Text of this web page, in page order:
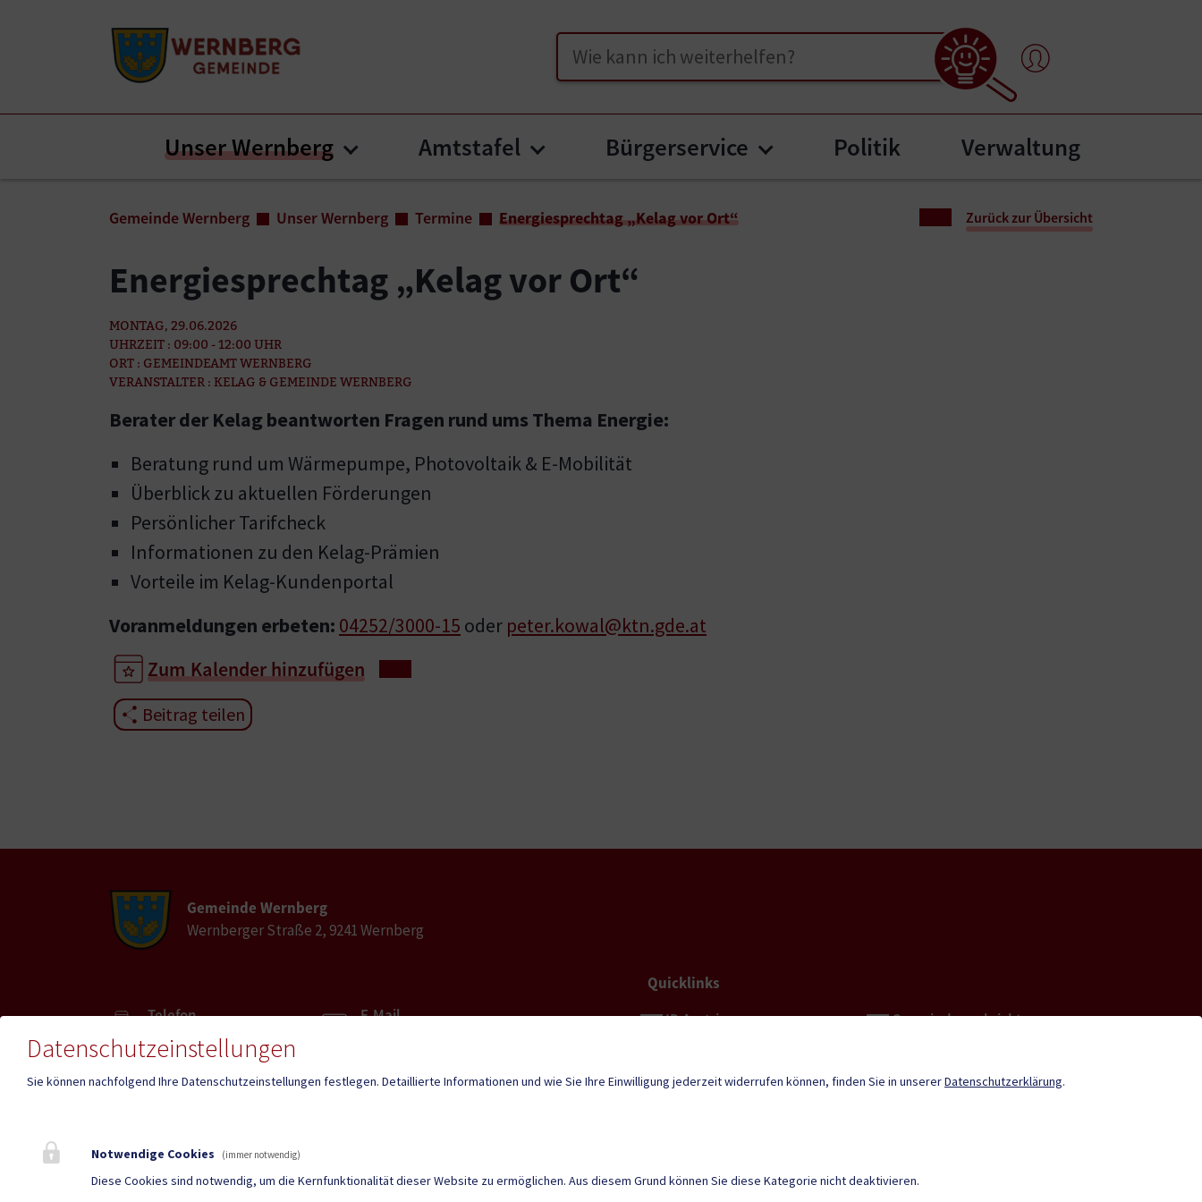
Suche
Unser Wernberg Submenu for "Unser Wernberg"
Amtstafel Submenu for "Amtstafel"
Bürgerservice Submenu for "Bürgerservice"
Politik Verwaltung
Gemeinde Wernberg Unser Wernberg Termine Energiesprechtag „Kelag vor Ort“ Zurück zur Übersicht
Energiesprechtag „Kelag vor Ort“
MONTAG, 29.06.2026
UHRZEIT : 09:00 - 12:00 UHR
ORT : GEMEINDEAMT WERNBERG
VERANSTALTER : KELAG & GEMEINDE WERNBERG
Berater der Kelag beantworten Fragen rund ums Thema Energie:
Beratung rund um Wärmepumpe, Photovoltaik & E-Mobilität
Überblick zu aktuellen Förderungen
Persönlicher Tarifcheck
Informationen zu den Kelag-Prämien
Vorteile im Kelag-Kundenportal
Voranmeldungen erbeten: 04252/3000-15 oder peter.kowal@ktn.gde.at
Zum Kalender hinzufügen
Beitrag teilen
Gemeinde Wernberg
Wernberger Straße 2, 9241 Wernberg
Telefon E-Mail
Fax
Parteienverkehr
Heute , 08.00 bis 12.00 Heute , 08.00 bis 12.00
Quicklinks
ID Austria
Gemeindenachrichten
Datenschutzeinstellungen
Sie können nachfolgend Ihre Datenschutzeinstellungen festlegen. Detaillierte Informationen und wie Sie Ihre Einwilligung jederzeit widerrufen können, finden Sie in unsererDatenschutzerklärung.
Notwendige Cookies (immer notwendig)
Diese Cookies sind notwendig, um die Kernfunktionalität dieser Website zu ermöglichen. Aus diesem Grund können Sie diese Kategorie nicht deaktivieren.